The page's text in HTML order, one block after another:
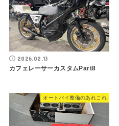
2026.02.13
カフェレーサーカスタムPart8
オートバイ整備のあれこれ